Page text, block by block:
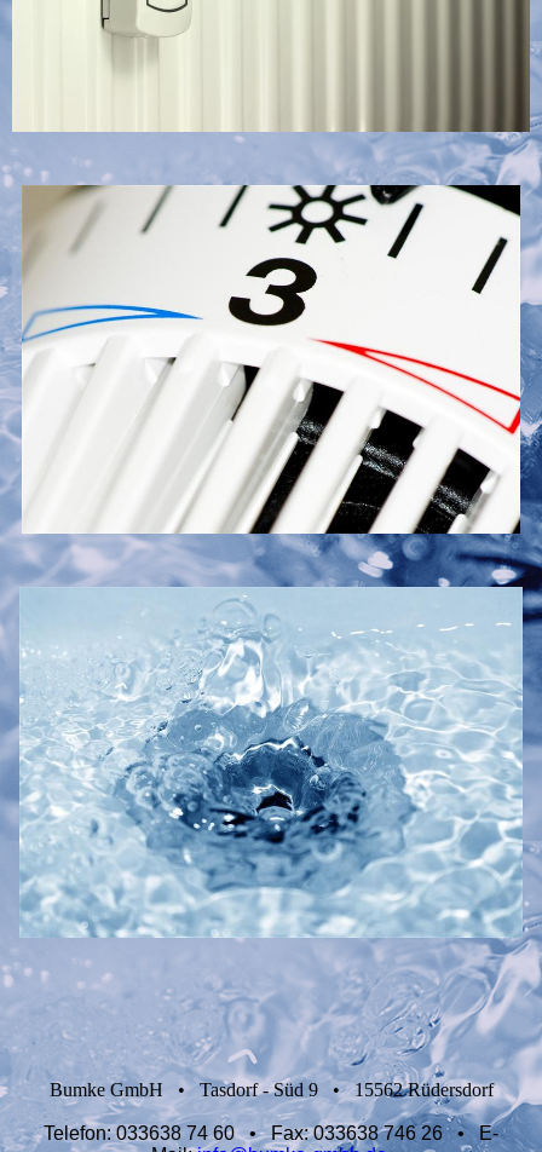
Bumke GmbH •Tasdorf - Süd 9 •15562 Rüdersdorf
Telefon:033638 74 60 •Fax:033638 746 26•E-